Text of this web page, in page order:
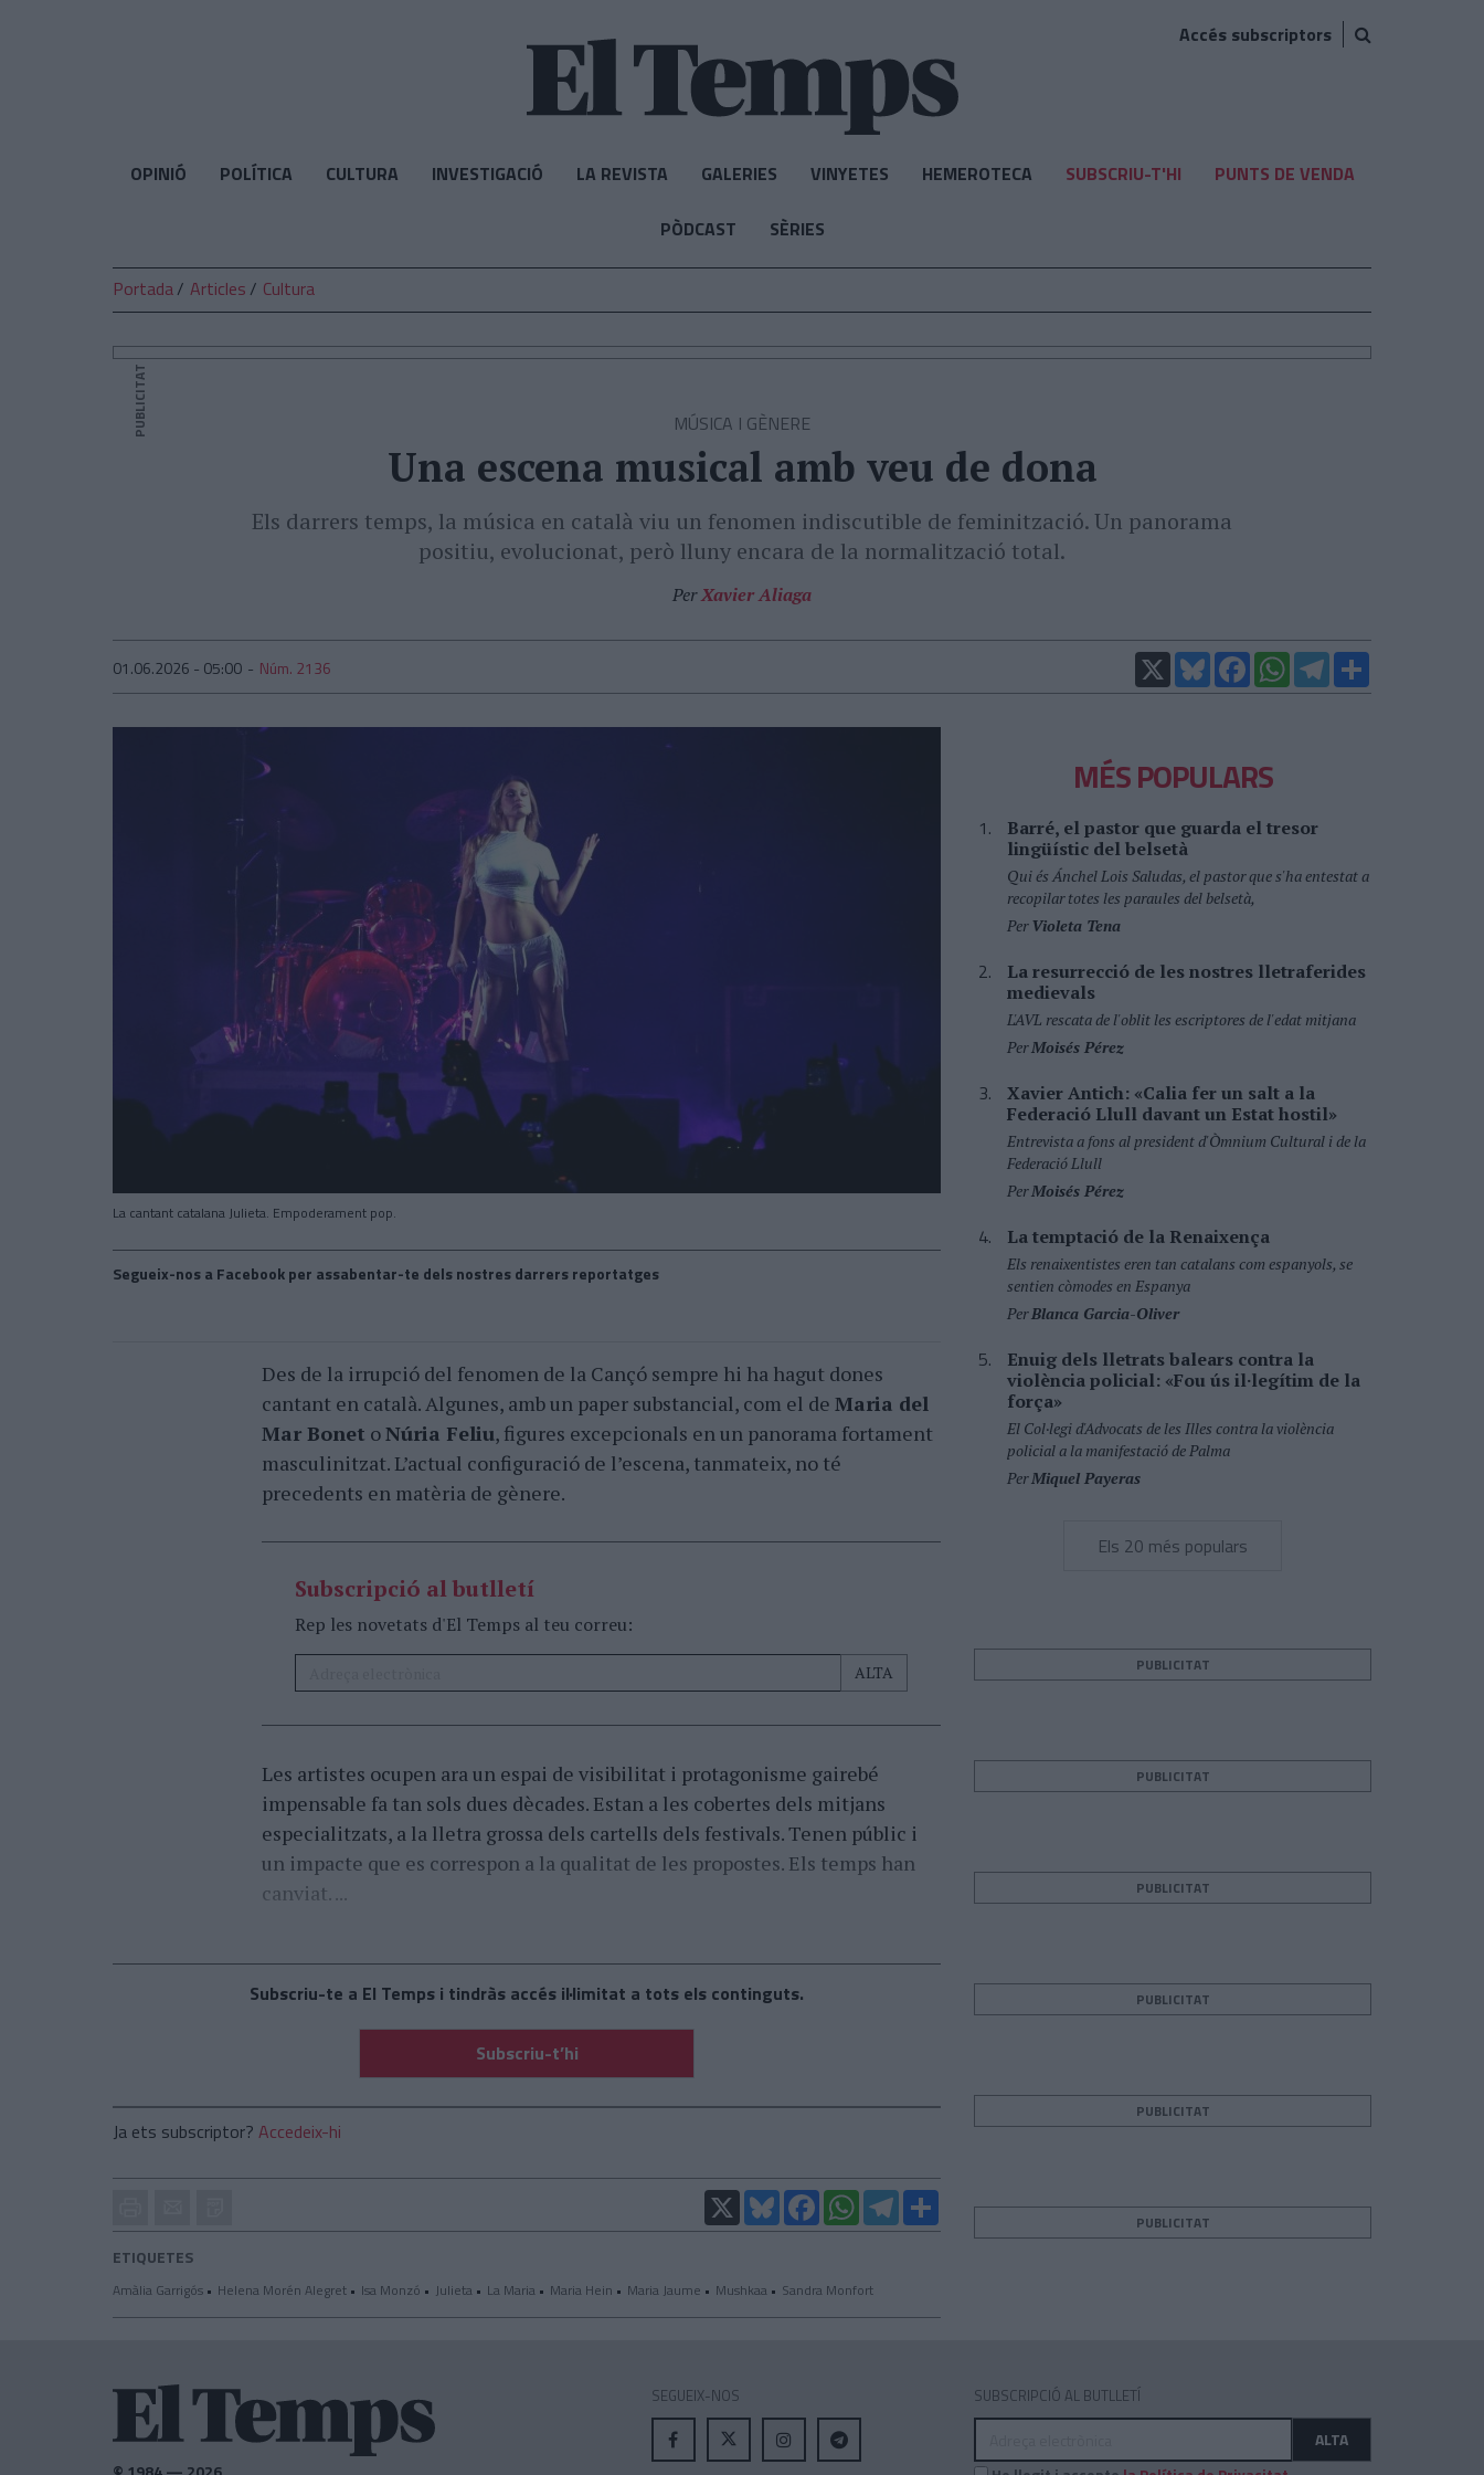
Accés subscriptors
OPINIÓ POLÍTICA CULTURA INVESTIGACIÓ LA REVISTA GALERIES VINYETES HEMEROTECA SUBSCRIU-T'HI PUNTS DE VENDA
PÒDCAST SÈRIES
Portada Articles Cultura
PUBLICITAT MÚSICA I GÈNERE
Una escena musical amb veu de dona
Els darrers temps, la música en català viu un fenomen indiscutible de feminització. Un panorama
positiu, evolucionat, però lluny encara de la normalització total.
PerXavier Aliaga
01.06.2026 - 05:00 Núm. 2136 X BlueskyFacebookWhatsAppTelegram
La cantant catalana Julieta. Empoderament pop.
Segueix-nos a Facebook per assabentar-te dels nostres darrers reportatges
Des de la irrupció del fenomen de la Cançó sempre hi ha hagut dones
cantant en català. Algunes, amb un paper substancial, com el de Maria del
Mar Bonet oNúria Feliu, figures excepcionals en un panorama fortament
masculinitzat. L’actual configuració de l’escena, tanmateix, no té
precedents en matèria de gènere.
Subscripció al butlletí
Rep les novetats d'El Temps al teu correu:
Les artistes ocupen ara un espai de visibilitat i protagonisme gairebé
impensable fa tan sols dues dècades. Estan a les cobertes dels mitjans
especialitzats, a la lletra grossa dels cartells dels festivals. Tenen públic i
un impacte que es correspon a la qualitat de les propostes. Els temps han
canviat. ...
Subscriu-te a El Temps i tindràs accés il·limitat a tots els continguts.
Subscriu-t’hi
Ja ets subscriptor? Accedeix-hi
amic
X BlueskyFacebookWhatsAppTelegram
ETIQUETES
Amàlia Garrigós Helena Morén Alegret Isa Monzó Julieta La Maria Maria Hein Maria Jaume Mushkaa Sandra Monfort
MÉS POPULARS
Barré, el pastor que guarda el tresor
lingüístic del belsetà
Qui és Ánchel Lois Saludas, el pastor que s'ha entestat a
recopilar totes les paraules del belsetà,
PerVioleta Tena
La resurrecció de les nostres lletraferides
medievals
L'AVL rescata de l'oblit les escriptores de l'edat mitjana
PerMoisés Pérez
Xavier Antich: «Calia fer un salt a la
Federació Llull davant un Estat hostil»
Entrevista a fons al president d'Òmnium Cultural i de la
Federació Llull
PerMoisés Pérez
La temptació de la Renaixença
Els renaixentistes eren tan catalans com espanyols, se
sentien còmodes en Espanya
PerBlanca Garcia-Oliver
Enuig dels lletrats balears contra la
violència policial: «Fou ús il·legítim de la
força»
El Col·legi d'Advocats de les Illes contra la violència
policial a la manifestació de Palma
PerMiquel Payeras
Els 20 més populars
PUBLICITAT
PUBLICITAT
PUBLICITAT
PUBLICITAT
PUBLICITAT
PUBLICITAT
SEGUEIX-NOS SUBSCRIPCIÓ AL BUTLLETÍ
Adreça
ALTA